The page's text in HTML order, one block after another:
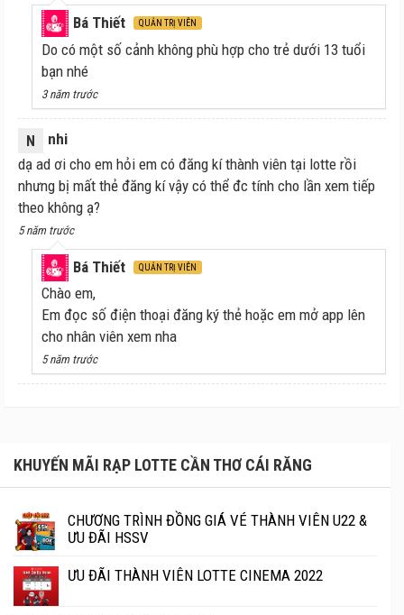
Bá Thiết QUẢN TRỊ VIÊN
Do có một số cảnh không phù hợp cho trẻ dưới 13 tuổi
bạn nhé
3 năm trước
N
nhi
dạ ad ơi cho em hỏi em có đăng kí thành viên tại lotte rồi
nhưng bị mất thẻ đăng kí vậy có thể đc tính cho lần xem tiếp
theo không ạ?
5 năm trước
Bá Thiết QUẢN TRỊ VIÊN
Chào em,
Em đọc số điện thoại đăng ký thẻ hoặc em mở app lên
cho nhân viên xem nha
5 năm trước
KHUYẾN MÃI RẠP LOTTE CẦN THƠ CÁI RĂNG
CHƯƠNG TRÌNH ĐỒNG GIÁ VÉ THÀNH VIÊN U22 &
ƯU ĐÃI HSSV
ƯU ĐÃI THÀNH VIÊN LOTTE CINEMA 2022